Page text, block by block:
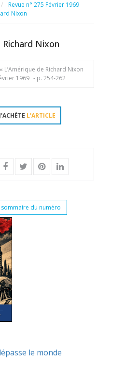
Revue n° 275 Février 1969
Nixon
Richard Nixon
L’Amérique de Richard Nixon
1969 - p. 254-262
J'ACHÈTE L'ARTICLE
du numéro
le monde